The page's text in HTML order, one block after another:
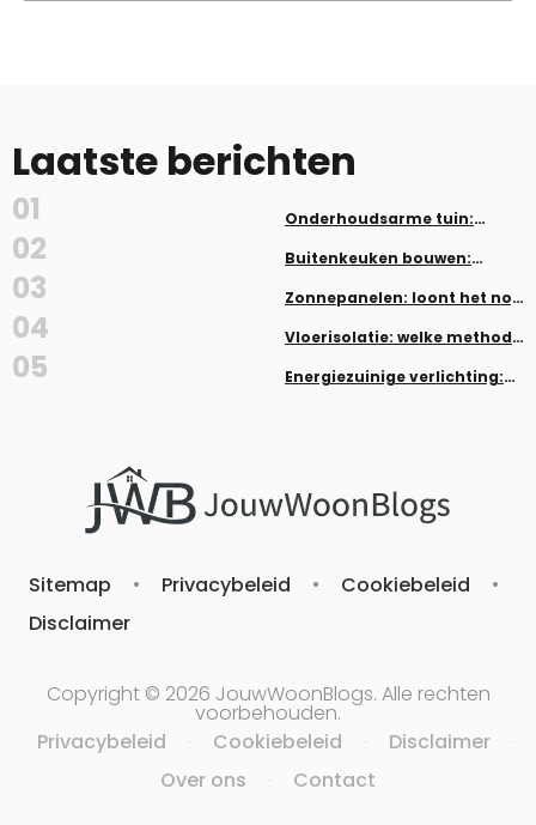
Laatste berichten
01
Onderhoudsarme tuin:
werk
02
Buitenkeuken bouwen:
03
Zonnepanelen: loont het nog
04
Vloerisolatie: welke methode
05
Energiezuinige verlichting:
Sitemap • Privacybeleid • Cookiebeleid
•
Disclaimer
Copyright © 2026 JouwWoonBlogs. Alle rechten
voorbehouden.
Privacybeleid
· Cookiebeleid · Disclaimer ·
Over ons · Contact